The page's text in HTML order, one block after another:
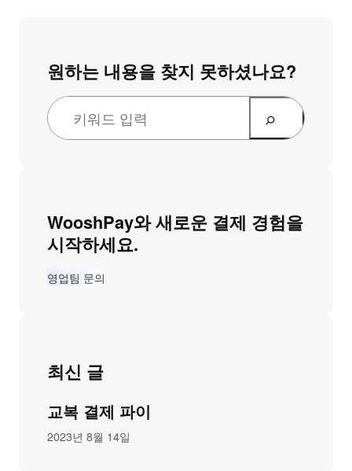
원하는 내용을 찾지 못하셨나요?
WooshPay와 새로운 결제 경험을
시작하세요.
영업팀 문의
최신 글
교복 결제 파이
2023년 8월 14일